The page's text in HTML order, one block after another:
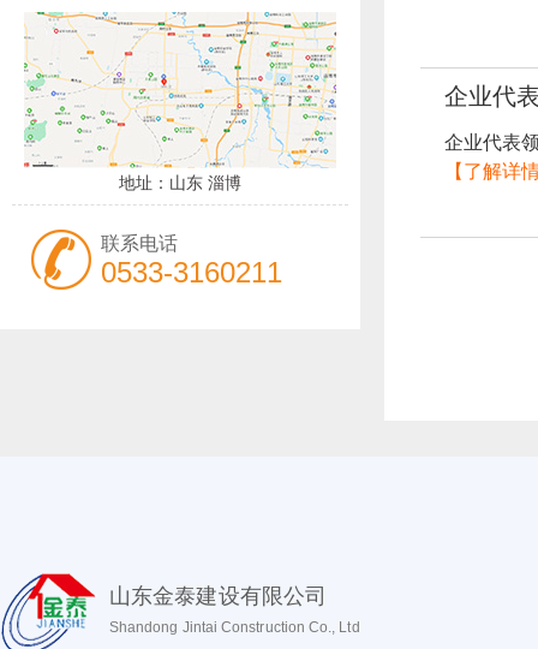
地址：山东 淄博
联系电话
0533-3160211
企业代
企业代表
【了解详
山东金泰建设有限公司
Shandong Jintai Construction Co., Ltd